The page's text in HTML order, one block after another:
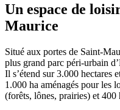
Un espace de
Maurice
Situé aux portes de Saint-
plus grand parc péri-urbain
Il s’étend sur 3.000 hectares
1.000 ha aménagés pour les
(forêts, lônes, prairies) et 400